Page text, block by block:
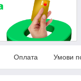
Оплата Умови